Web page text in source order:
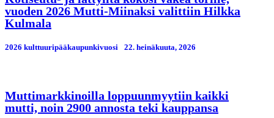
vuoden 2026 Mutti-Miinaksi valittiin Hilkka
Kulmala
2026 kulttuuripääkaupunkivuosi 22. heinäkuuta, 2026
Muttimarkkinoilla loppuunmyytiin kaikki
mutti, noin 2900 annosta teki kauppansa